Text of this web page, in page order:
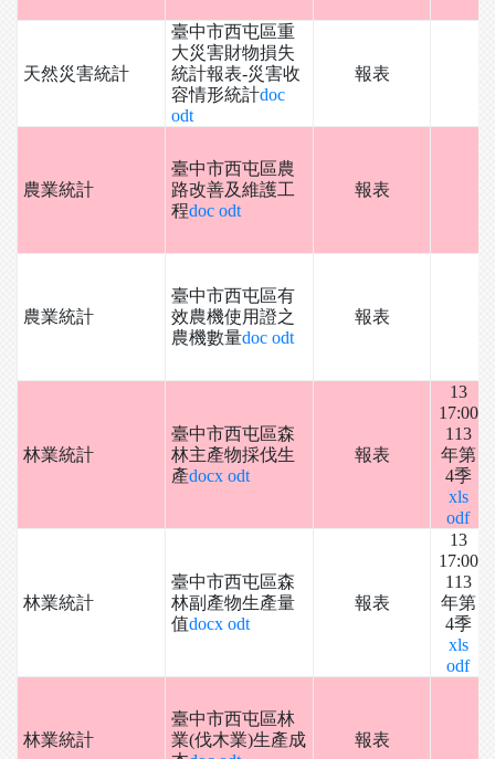
天然災害統計
臺中市西屯區重
大災害財物損失
統計報表-災害收
容情形統計doc
odt
報表
農業統計
臺中市西屯區農
路改善及維護工
程doc odt
報表
農業統計
臺中市西屯區有
效農機使用證之
農機數量doc odt
報表
林業統計
臺中市西屯區森
林主產物採伐生
產docx odt
報表
13
17:00
113
年第
4季
xls
odf
林業統計
臺中市西屯區森
林副產物生產量
值docx odt
報表
13
17:00
113
年第
4季
xls
odf
林業統計
臺中市西屯區林
業(伐木業)生產成
報表